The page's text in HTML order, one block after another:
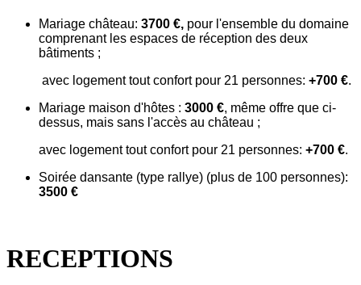
Mariage château: 3700 €, pour l'ensemble du domaine
comprenant les espaces de réception des deux
bâtiments ;
avec logement tout confort pour 21 personnes: +700 €.
Mariage maison d'hôtes : 3000 €, même offre que ci-
dessus, mais sans l'accès au château ;
avec logement tout confort pour 21 personnes: +700 €.
Soirée dansante (type rallye) (plus de 100 personnes):
3500 €
RECEPTIONS